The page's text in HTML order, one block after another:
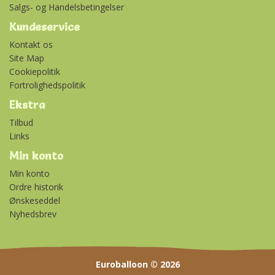
Salgs- og Handelsbetingelser
Kundeservice
Kontakt os
Site Map
Cookiepolitik
Fortrolighedspolitik
Ekstra
Tilbud
Links
Min konto
Min konto
Ordre historik
Ønskeseddel
Nyhedsbrev
Euroballoon © 2026